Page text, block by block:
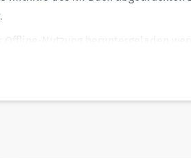
.
Offline-Nutzung heruntergeladen
können ausschließlich online
Zugriff auf: